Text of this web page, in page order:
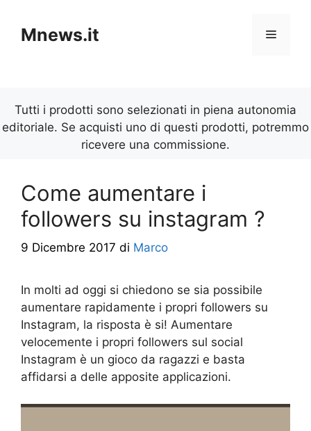
contenuto
Mnews.it Menu
Tutti i prodotti sono selezionati in piena autonomia
editoriale. Se acquisti uno di questi prodotti, potremmo
ricevere una commissione.
Come aumentare i
followers su instagram ?
9 Dicembre 2017 di Marco
In molti ad oggi si chiedono se sia possibile
aumentare rapidamente i propri followers su
Instagram, la risposta è si! Aumentare
velocemente i propri followers sul social
Instagram è un gioco da ragazzi e basta
affidarsi a delle apposite applicazioni.